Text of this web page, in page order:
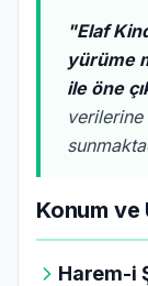
"Elaf
yürüme
ile öne
Konum ve
Harem-i